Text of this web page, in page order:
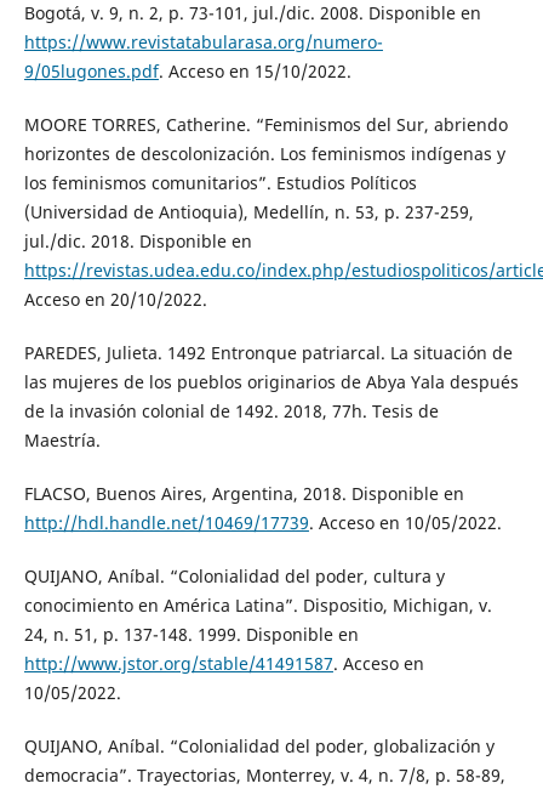
Bogotá, v. 9, n. 2, p. 73-101, jul./dic. 2008. Disponible en
https://www.revistatabularasa.org/numero-
9/05lugones.pdf. Acceso en 15/10/2022.
MOORE TORRES, Catherine. “Feminismos del Sur, abriendo
horizontes de descolonización. Los feminismos indígenas y
los feminismos comunitarios”. Estudios Políticos
(Universidad de Antioquia), Medellín, n. 53, p. 237-259,
jul./dic. 2018. Disponible en
https://revistas.udea.edu.co/index.php/estudiospoliticos/
Acceso en 20/10/2022.
PAREDES, Julieta. 1492 Entronque patriarcal. La situación de
las mujeres de los pueblos originarios de Abya Yala después
de la invasión colonial de 1492. 2018, 77h. Tesis de
Maestría.
FLACSO, Buenos Aires, Argentina, 2018. Disponible en
http://hdl.handle.net/10469/17739. Acceso en 10/05/2022.
QUIJANO, Aníbal. “Colonialidad del poder, cultura y
conocimiento en América Latina”. Dispositio, Michigan, v.
24, n. 51, p. 137-148. 1999. Disponible en
http://www.jstor.org/stable/41491587. Acceso en
10/05/2022.
QUIJANO, Aníbal. “Colonialidad del poder, globalización y
democracia”. Trayectorias, Monterrey, v. 4, n. 7/8, p. 58-89,